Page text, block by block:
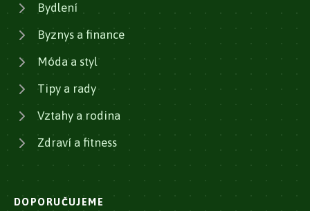
Bydlení
Byznys a finance
Móda a styl
Tipy a rady
Vztahy a rodina
Zdraví a fitness
DOPORUČUJEME